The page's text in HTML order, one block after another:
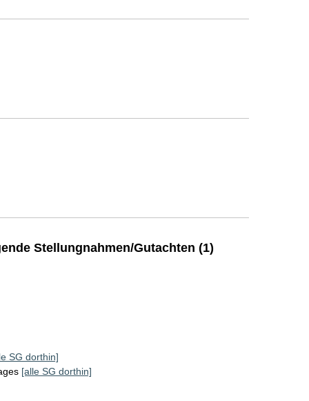
Stellungnahmen/Gutachten (1)
SG dorthin]
[alle SG dorthin]